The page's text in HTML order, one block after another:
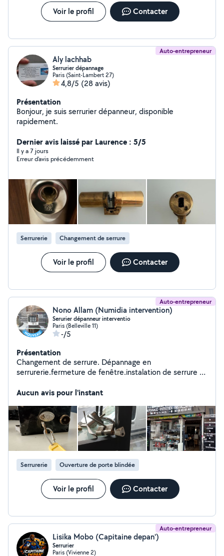
Voir le profil Contacter
Auto-entrepreneur
Aly lachhab
Serrurier dépannage
Paris (Saint-Lambert 27)
4,8/5 (28 avis)
Présentation
Bonjour, je suis serrurier dépanneur, disponible
rapidement.
Dernier avis laissé par Laurence : 5/5
Il y a 7 jours
Erreur d'avis précédemment
Serrurerie Changement de serrure
Voir le profil Contacter
Auto-entrepreneur
Nono Allam (Numidia intervention)
Serurier dépanneur interventio
Paris (Belleville 11)
-/5
Présentation
Changement de serrure. Dépannage en
serrurerie.fermeture de fenêtre.instalation de serrure et
porte.
Aucun avis pour l'instant
Serrurerie Ouverture de porte blindée
Voir le profil Contacter
Auto-entrepreneur
Lisika Mobo (Capitaine depan')
Serrurier
Paris (Vivienne 2)